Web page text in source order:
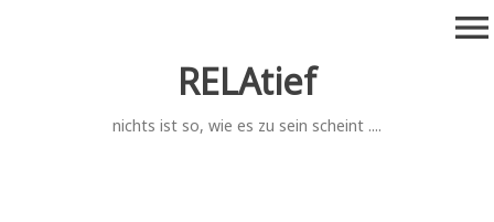
RELAtief
nichts ist so, wie es zu sein scheint ....
menu